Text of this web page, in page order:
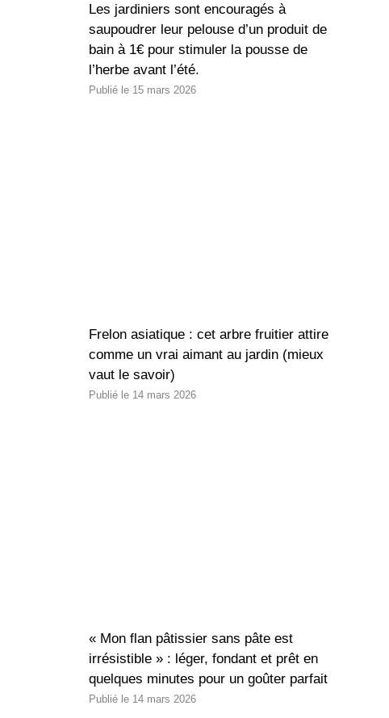
Les jardiniers sont encouragés à
saupoudrer leur pelouse d’un produit de
bain à 1€ pour stimuler la pousse de
l’herbe avant l’été.
15 mars 2026
Frelon asiatique : cet arbre fruitier attire
comme un vrai aimant au jardin (mieux
vaut le savoir)
14 mars 2026
« Mon flan pâtissier sans pâte est
irrésistible » : léger, fondant et prêt en
quelques minutes pour un goûter parfait
14 mars 2026